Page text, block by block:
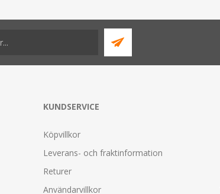
KUNDSERVICE
Köpvillkor
Leverans- och fraktinformation
Returer
Användarvillkor